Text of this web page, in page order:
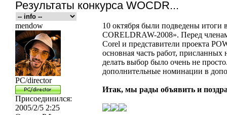
Результаты конкурса WOCDR...
mendow
PC/director
Присоединился:
2005/2/5 2:25
10 октября были подведены итоги
CORELDRAW-2008». Перед
Corel и представители проекта
основная часть работ,
делать выбор было очень не
дополнительные номинации в
Итак, мы рады объявить и